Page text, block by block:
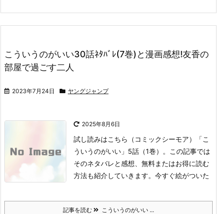
こういうのがいい30話ﾈﾀﾊﾞﾚ(7巻)と漫画感想!友香の
部屋で過ごす二人
2023年7月24日 ヤングジャンプ
2025年8月6日
試し読みはこちら （コミックシーモア）
「こ
ういうのがいい」5話（1巻）。
この記事では
そのネタバレと感想、無料またはお得に読む
方法も紹介していきます。 今すぐ絵がついた
記事を読む こういうのがいい ...